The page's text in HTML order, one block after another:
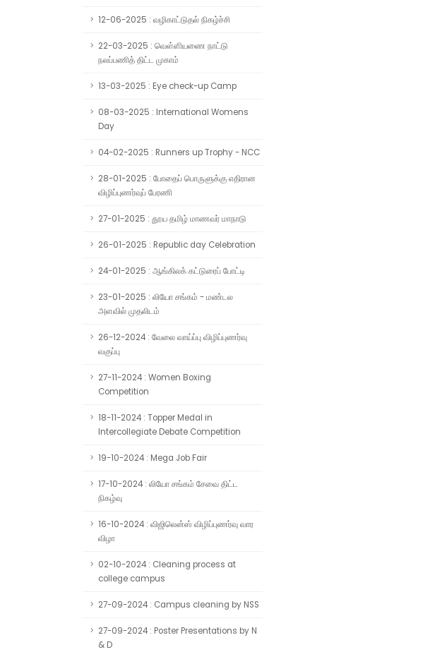
12-06-2025 : வழிகாட்டுதல் நிகழ்ச்சி
22-03-2025 : வெள்ளியணை நாட்டு
நலப்பணித் திட்ட முகாம்
13-03-2025 : Eye check-up Camp
08-03-2025 : International Womens
Day
04-02-2025 : Runners up Trophy - NCC
28-01-2025 : போதைப் பொருளுக்கு எதிரான
விழிப்புணர்வுப் பேரணி
27-01-2025 : தூய தமிழ் மாணவர் மாநாடு
26-01-2025 : Republic day Celebration
24-01-2025 : ஆங்கிலக் கட்டுரைப் போட்டி
23-01-2025 : லியோ சங்கம் - மண்டல
அளவில் முதலிடம்
26-12-2024 : வேலை வாய்ப்பு விழிப்புணர்வு
வகுப்பு
27-11-2024 : Women Boxing
Competition
18-11-2024 : Topper Medal in
Intercollegiate Debate Competition
19-10-2024 : Mega Job Fair
17-10-2024 : லியோ சங்கம் சேவை திட்ட
நிகழ்வு
16-10-2024 : விஜிலென்ஸ் விழிப்புணர்வு வார
விழா
02-10-2024 : Cleaning process at
college campus
27-09-2024 : Campus cleaning by NSS
27-09-2024 : Poster Presentations by N
& D